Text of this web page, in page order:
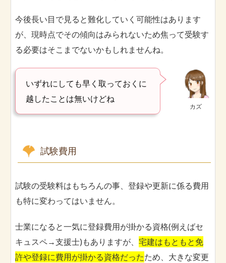
今後長い目で見ると難化していく可能性はあります
が、現時点でその傾向はみられないため焦って受験す
る必要はそこまでないかもしれませんね。
カズ
いずれにしても早く取っておくに
越したことは無いけどね
試験費用
試験の受験料はもちろんの事、登録や更新に係る費用
も特に変わってはいません。
士業になると一気に登録費用が掛かる資格(例えばセ
キュスペ→支援士)もありますが、 宅建はもともと免
許や登録に費用が掛かる資格だったため、大きな変更